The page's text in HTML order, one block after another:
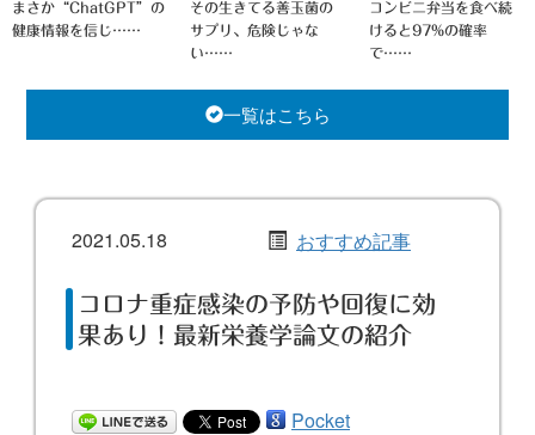
まさか“ChatGPT”の
健康情報を信じ……
その生きてる善玉菌の
サプリ、危険じゃな
い……
コンビニ弁当を食べ続
けると97%の確率
で……
一覧はこちら
2021.05.18 おすすめ記事
コロナ重症感染の予防や回復に効
果あり！最新栄養学論文の紹介
Pocket